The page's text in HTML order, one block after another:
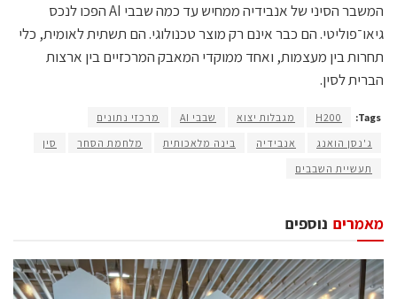
המשבר הסיני של אנבידיה ממחיש עד כמה שבבי AI הפכו לנכס
גיאו־פוליטי. הם כבר אינם רק מוצר טכנולוגי. הם תשתית לאומית, כלי
תחרות בין מעצמות, ואחד ממוקדי המאבק המרכזיים בין ארצות
הברית לסין.
Tags:
H200 מגבלות יצוא שבבי AI
מרכזי נתונים
ג'נסן הואנג
אנבידיה בינה מלאכותית מלחמת הסחר
סין
תעשיית השבבים
נוספים מאמרים